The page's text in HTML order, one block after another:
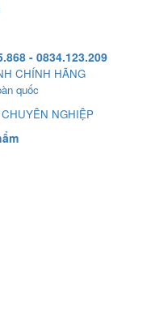
- 0834.123.209
CHÍNH HÃNG
quốc
NGHIỆP